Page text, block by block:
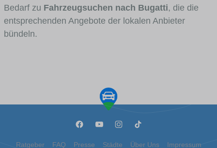
Bedarf zu Fahrzeugsuchen nach Bugatti, die die
entsprechenden Angebote der lokalen Anbieter
bündeln.
Ratgeber FAQ Presse Städte Über Uns Impressum